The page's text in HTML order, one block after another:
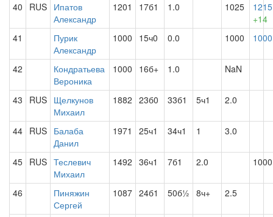
40
RUS Ипатов
Александр
1201 17б1 1.0 1025
1215
+14
41
Пурик
Александр
1000 15ч0 0.0 1000 1000
42
Кондратьева
Вероника
1000 16б+ 1.0 NaN
43 RUS Щелкунов
Михаил
1882 23б0 33б1 5ч1 2.0
44 RUS Балаба
Данил
1971 25ч1 34ч1 1 3.0
45 RUS Теслевич
Михаил
1492 36ч1 7б1 2.0 1000
46
Пиняжин
Сергей
1087 24б1 50б½ 8ч+ 2.5